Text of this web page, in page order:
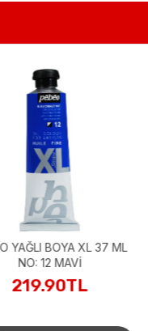
37 ML HUILE
BOYA